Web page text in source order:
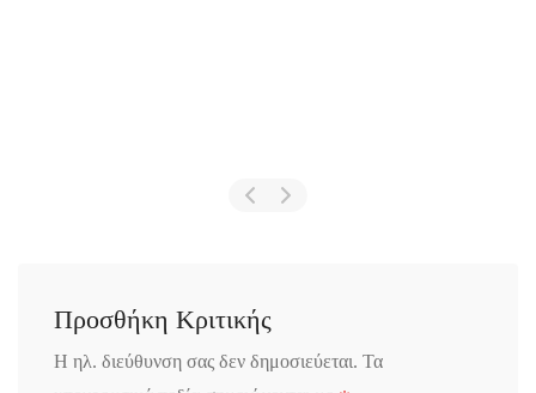
Προσθήκη Κριτικής
Η ηλ. διεύθυνση σας δεν δημοσιεύεται. Τα